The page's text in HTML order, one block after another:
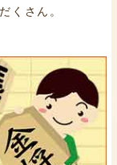
くさん。